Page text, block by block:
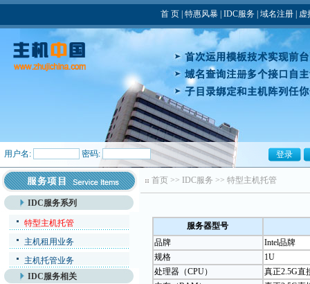
首 页 特惠风暴 IDC服务 域名注册 虚
用户名: 密码:
IDC服务系列
特型主机托管
主机租用业务
主机托管业务
IDC服务相关
首页 >> IDC服务 >> 特型主机托管
服务器型号
品牌
Intel品牌
规格
1U
处理器（CPU）
真正2.5G直